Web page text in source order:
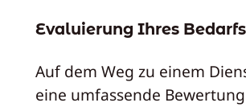
Evaluierung Ihres Bedarfs
Auf dem Weg zu einem
eine umfassende